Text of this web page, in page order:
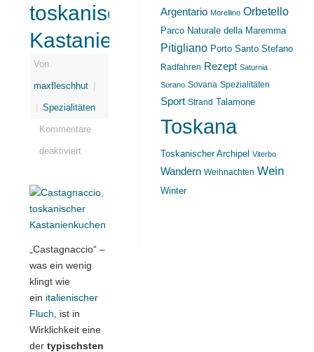
toskanischer
Kastanienkuchen
Von
maxfleschhut
Spezialitäten
Kommentare
deaktiviert
„Castagnaccio“ –
was ein wenig
klingt wie
ein italienischer
Fluch , ist in
Wirklichkeit eine
der typischsten
Argentario Morellino Orbetello
Parco Naturale della Maremma
Pitigliano Porto Santo Stefano
Radfahren Rezept Saturnia
Sorano Sovana Spezialitäten
Sport Strand Talamone
Toskana
Toskanischer Archipel Viterbo
Wandern Weihnachten Wein
Winter